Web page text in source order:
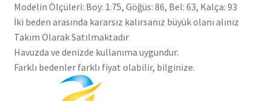
Modelin Ölçüleri: Boy: 1.75, Göğüs: 86, Bel: 63, Kalça: 93
İki beden arasında kararsız kalırsanız büyük olanı alınız
Takım Olarak Satılmaktadır
Havuzda ve denizde kullanıma uygundur.
Farklı bedenler farklı fiyat olabilir, bilginize.